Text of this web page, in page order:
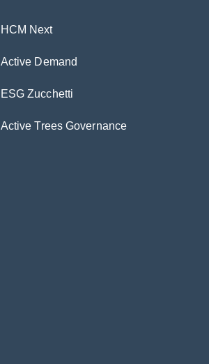
HCM Next
Active Demand
ESG Zucchetti
Active Trees Governance